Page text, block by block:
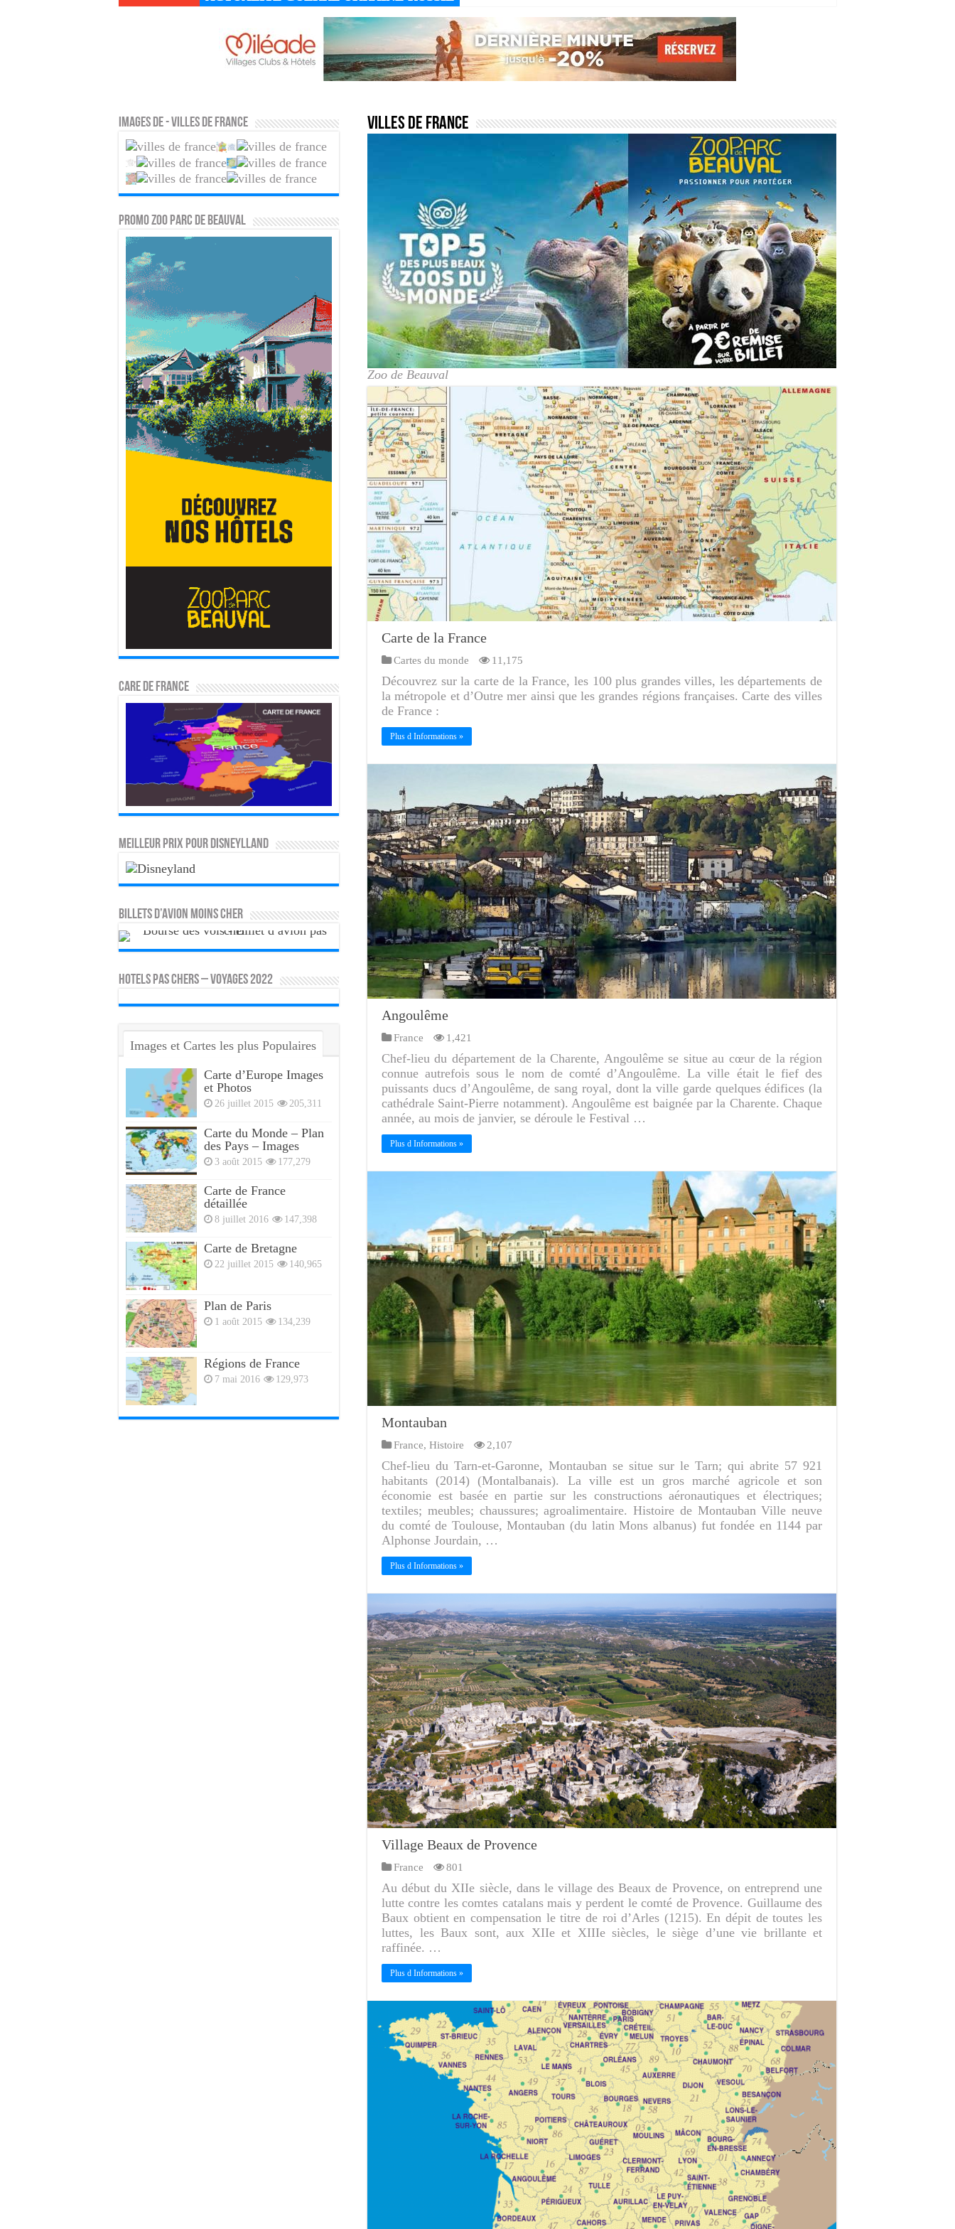
Villes de France
Zoo de Beauval
Carte de la France
Cartes du monde 11,175
Découvrez sur la carte de la France, les 100 plus grandes villes, les départements de
la métropole et d’Outre mer ainsi que les grandes régions françaises. Carte des villes
de France :
Plus d Informations »
Angoulême
France 1,421
Chef-lieu du département de la Charente, Angoulême se situe au cœur de la région
connue autrefois sous le nom de comté d’Angoulême. La ville était le fief des
puissants ducs d’Angoulême, de sang royal, dont la ville garde quelques édifices (la
cathédrale Saint-Pierre notamment). Angoulême est baignée par la Charente. Chaque
année, au mois de janvier, se déroule le Festival …
Plus d Informations »
Montauban
France, Histoire 2,107
Chef-lieu du Tarn-et-Garonne, Montauban se situe sur le Tarn; qui abrite 57 921
habitants (2014) (Montalbanais). La ville est un gros marché agricole et son
économie est basée en partie sur les constructions aéronautiques et électriques;
textiles; meubles; chaussures; agroalimentaire. Histoire de Montauban Ville neuve
du comté de Toulouse, Montauban (du latin Mons albanus) fut fondée en 1144 par
Alphonse Jourdain, …
Plus d Informations »
Village Beaux de Provence
France 801
Au début du XIIe siècle, dans le village des Beaux de Provence, on entreprend une
lutte contre les comtes catalans mais y perdent le comté de Provence. Guillaume des
Baux obtient en compensation le titre de roi d’Arles (1215). En dépit de toutes les
luttes, les Baux sont, aux XIIe et XIIIe siècles, le siège d’une vie brillante et
raffinée. …
Plus d Informations »
Images de - Villes de France
PROMO ZOO PARC DE BEAUVAL
CARE DE FRANCE
MEILLEUR PRIX POUR DISNEYLLAND
Billets d’avion moins cher
HOTELS PAS CHERS – VOYAGES 2022
Images et Cartes les plus Populaires
Carte d’Europe Images
et Photos
26 juillet 2015 205,311
Carte du Monde – Plan
des Pays – Images
3 août 2015 177,279
Carte de France
détaillée
8 juillet 2016 147,398
Carte de Bretagne
22 juillet 2015 140,965
Plan de Paris
1 août 2015 134,239
Régions de France
7 mai 2016 129,973